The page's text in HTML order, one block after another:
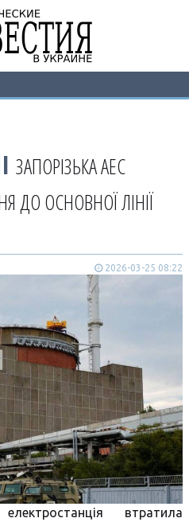
ЗАПОРІЗЬКА АЕС
ДО ОСНОВНОЇ ЛІНІЇ
2026-03-25 08:22
втратила